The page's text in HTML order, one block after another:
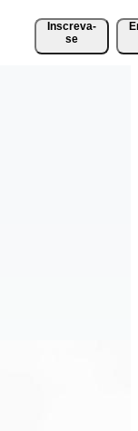
Inscreva-
se